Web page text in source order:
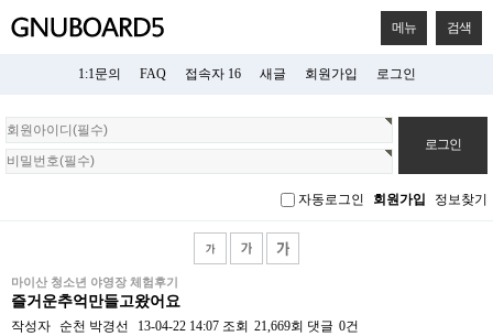
메뉴 검색
1:1문의 FAQ 접속자 16 새글 회원가입 로그인
회
원
로
자동로그인 회원가입 정보찾기
마이산 청소년 야영장 체험후기
즐거운추억만들고왔어요
작성자 순천 박경선 13-04-22 14:07 조회 21,669회 댓글 0건